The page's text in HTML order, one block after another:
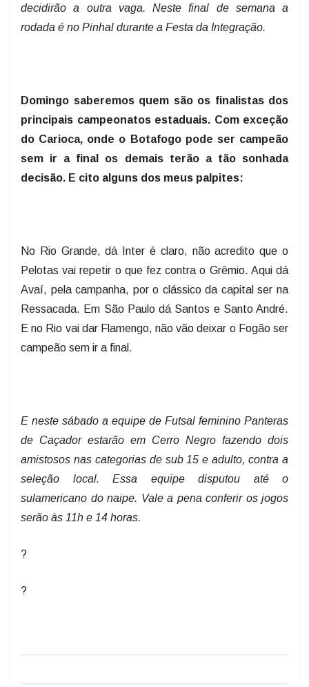
decidirão a outra vaga. Neste final de semana a
rodada é no Pinhal durante a Festa da Integração.
Domingo saberemos quem são os finalistas dos
principais campeonatos estaduais. Com exceção
do Carioca, onde o Botafogo pode ser campeão
sem ir a final os demais terão a tão sonhada
decisão. E cito alguns dos meus palpites:
No Rio Grande, dá Inter é claro, não acredito que o
Pelotas vai repetir o que fez contra o Grêmio. Aqui dá
Avaí, pela campanha, por o clássico da capital ser na
Ressacada. Em São Paulo dá Santos e Santo André.
E no Rio vai dar Flamengo, não vão deixar o Fogão ser
campeão sem ir a final.
E neste sábado a equipe de Futsal feminino Panteras
de Caçador estarão em Cerro Negro fazendo dois
amistosos nas categorias de sub 15 e adulto, contra a
seleção local. Essa equipe disputou até o
sulamericano do naipe. Vale a pena conferir os jogos
serão às 11h e 14 horas.
?
?